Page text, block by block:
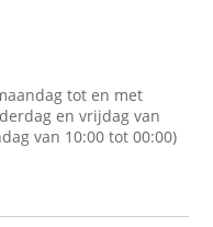
tot en met
en vrijdag van
van 10:00 tot 00:00)